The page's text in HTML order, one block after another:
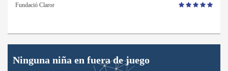
Fundació Claror
Ninguna niña en fuera de juego